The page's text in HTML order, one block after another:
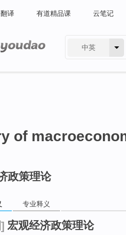
翻译 有道精品课 云笔记
中英
of
政策理论
专业释义
宏观经济政策理论